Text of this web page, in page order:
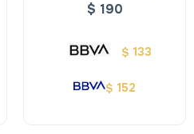
$ 190
$ 133
$ 152